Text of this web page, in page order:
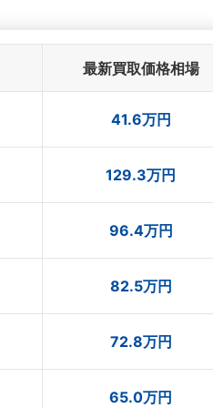
最新買取価格相場
41.6万円
129.3万円
96.4万円
82.5万円
72.8万円
65.0万円